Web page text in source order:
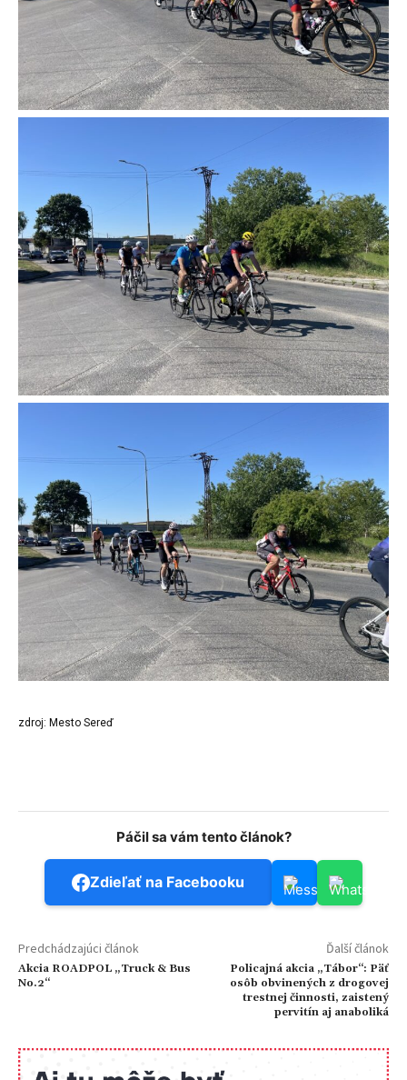
zdroj: Mesto Sereď
Páčil sa vám tento článok?
Zdieľať na Facebooku
Predchádzajúci článok
Akcia ROADPOL „Truck & Bus
No.2“
Ďalší článok
Policajná akcia „Tábor“: Päť
osôb obvinených z drogovej
trestnej činnosti, zaistený
pervitín aj anaboliká